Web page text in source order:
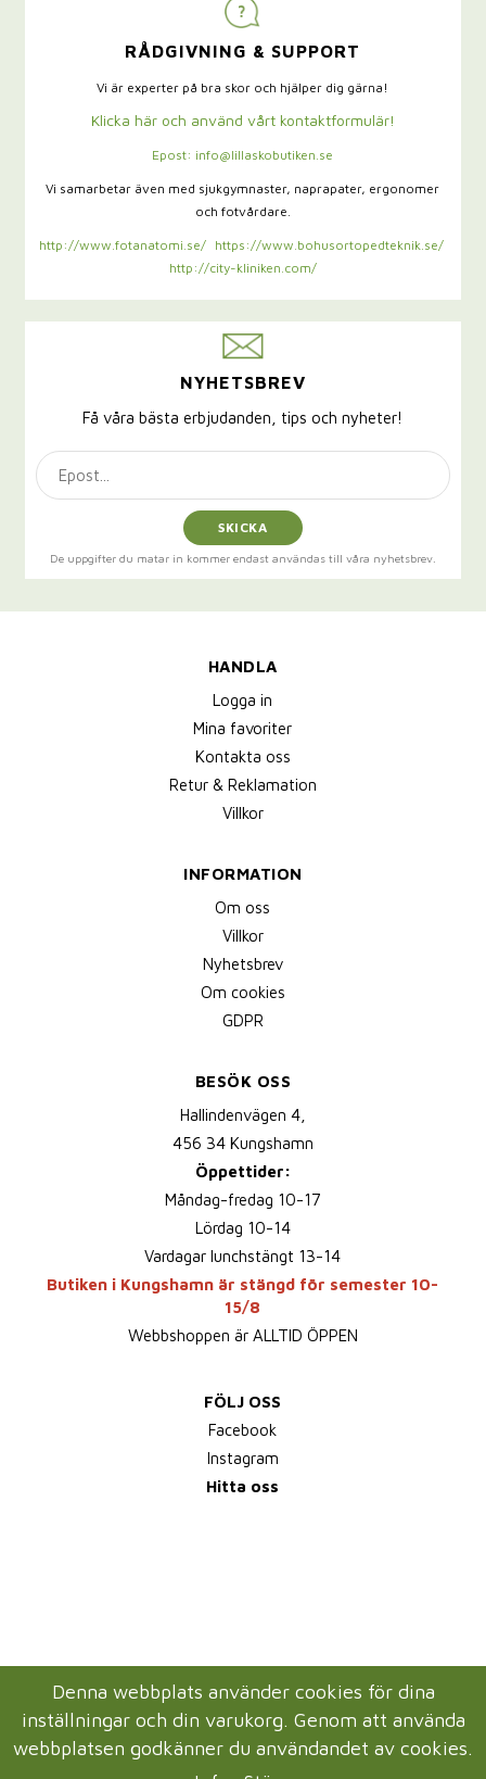
RÅDGIVNING & SUPPORT
Vi är experter på bra skor och hjälper dig gärna!
Klicka här och använd vårt kontaktformulär!
Epost: info@lillaskobutiken.se
Vi samarbetar även med sjukgymnaster, naprapater, ergonomer
och fotvårdare.
http://www.fotanatomi.se/
https://www.bohusortopedteknik.se/
http://city-kliniken.com/
NYHETSBREV
Få våra bästa erbjudanden, tips och nyheter!
SKICKA
De uppgifter du matar in kommer endast användas till våra nyhetsbrev.
HANDLA
Logga in
Mina favoriter
Kontakta oss
Retur & Reklamation
Villkor
INFORMATION
Om oss
Villkor
Nyhetsbrev
Om cookies
GDPR
BESÖK OSS
Hallindenvägen 4,
456 34 Kungshamn
Öppettider:
Måndag-fredag 10-17
Lördag 10-14
Vardagar lunchstängt 13-14
Butiken i Kungshamn är stängd för semester 10-
15/8
Webbshoppen är ALLTID ÖPPEN
FÖLJ OSS
Facebook
Instagram
Hitta oss
Denna webbplats använder cookies för dina
inställningar och din varukorg. Genom att använda
webbplatsen godkänner du användandet av cookies.